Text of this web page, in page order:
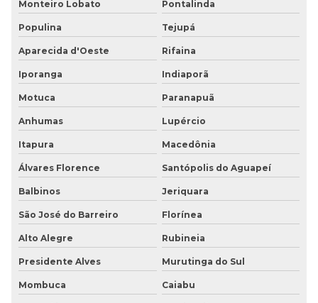
Monteiro Lobato Pontalinda
Populina Tejupá
Aparecida d'Oeste Rifaina
Iporanga Indiaporã
Motuca Paranapuã
Anhumas Lupércio
Itapura Macedônia
Álvares Florence Santópolis do Aguapeí
Balbinos Jeriquara
São José do Barreiro Florínea
Alto Alegre Rubineia
Presidente Alves Murutinga do Sul
Mombuca Caiabu